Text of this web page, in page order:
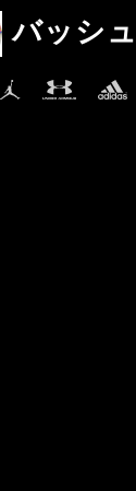
バッシ